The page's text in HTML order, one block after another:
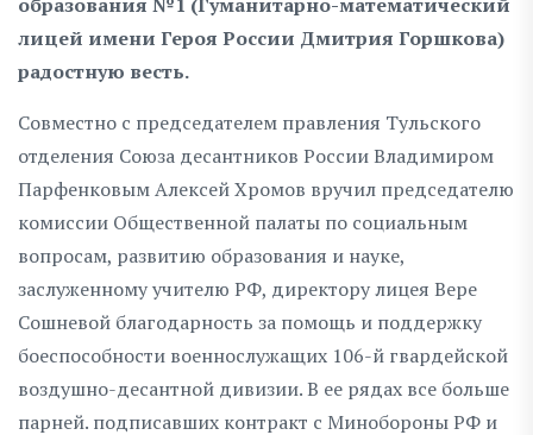
лицей имени Героя России Дмитрия Горшкова)
радостную весть.
Совместно с председателем правления Тульского
отделения Союза десантников России Владимиром
Парфенковым Алексей Хромов вручил председателю
комиссии Общественной палаты по социальным
вопросам, развитию образования и науке,
заслуженному учителю РФ, директору лицея Вере
Сошневой благодарность за помощь и поддержку
боеспособности военнослужащих 106-й гвардейской
воздушно-десантной дивизии. В ее рядах все больше
парней. подписавших контракт с Минобороны РФ и